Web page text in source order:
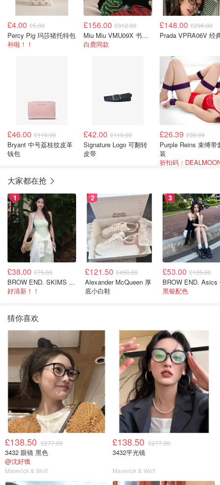
£4.00 £5.00
Percy Pig 玛莎猪托特包
补啦！！
£156.00 £312.00
Miu Miu VMU09X 书呆子眼镜
白鹿同款
£148.00 £296.00
Prada VPRA06V
£46.00 £115.00
Bryant 中号荔枝纹皮革
钱包
£42.00 £110.00
Signature Logo 可翻转
皮带
£26.39 £39.99
Purple Reins 束缚带
装
折扣码：
大家都在抢
1
£38.00 £75.00
BROW END. SKIMS Cotton Rib 长款背心连衣裙 薄荷绿
好清新！！
2
£121.50 £450.00
Alexander McQueen 厚
底小白鞋
3
£53.00 £105.00
黑银配色
猜你喜欢
£138.50 £277.00
3432 眼镜 黑色
@沈好饿
Maverick & Wolf
£138.50 £277.00
3432平光镜
Maverick & Wolf